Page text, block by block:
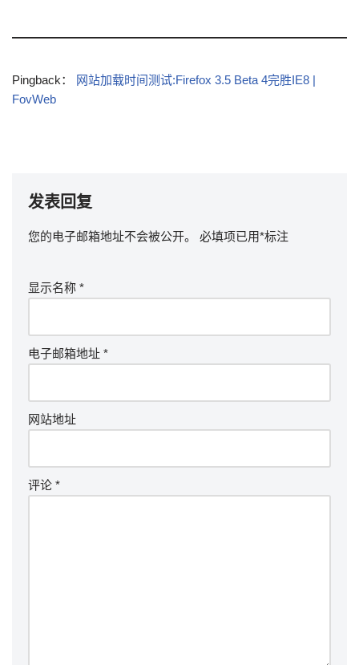
Pingback：
网站加载时间测试:Firefox 3.5 Beta 4完胜IE8 |
FovWeb
发表回复
您的电子邮箱地址不会被公开。 必填项已用*标注
显示名称 *
电子邮箱地址 *
网站地址
评论 *